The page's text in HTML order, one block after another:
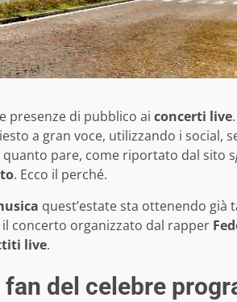
presenze di pubblico ai concerti live
a gran voce, utilizzando i social,
pare, come riportato dal sito s
. Ecco il perché.
quest’estate sta ottenendo già
il concerto organizzato dal rapper
live.
del celebre